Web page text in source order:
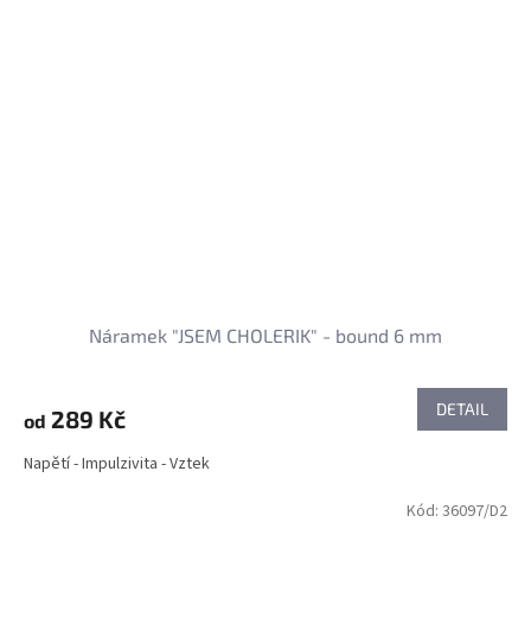
Náramek "JSEM CHOLERIK" - bound 6 mm
od 289 Kč DETAIL
Napětí - Impulzivita - Vztek
Kód: 36097/D2